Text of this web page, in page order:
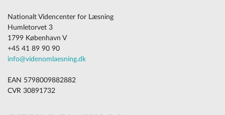
Nationalt Videncenter for Læsning
Humletorvet 3
1799 København V
+45 41 89 90 90
info@videnomlaesning.dk
EAN 5798009882882
CVR 30891732